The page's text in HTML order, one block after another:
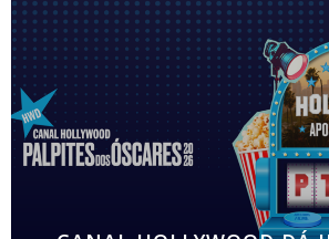
Para assinalar o 30º aniversário
Portugal, o Canal